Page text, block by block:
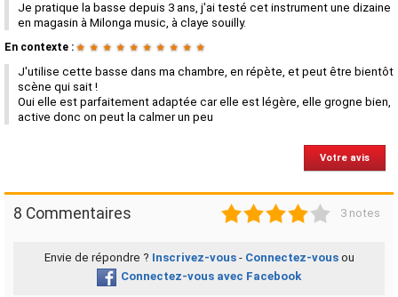
Je pratique la basse depuis 3 ans, j'ai testé cet instrument une dizaine
en magasin à Milonga music, à claye souilly.
En contexte : ★ ★ ★ ★ ★ ★ ★ ★ ★ ★
J'utilise cette basse dans ma chambre, en répète, et peut être bientôt
scène qui sait !
Oui elle est parfaitement adaptée car elle est légère, elle grogne bien,
active donc on peut la calmer un peu
Votre avis
8 Commentaires 1 2 3 4 3 notes
Envie de répondre ? Inscrivez-vous- Connectez-vousou
Connectez-vous avec Facebook